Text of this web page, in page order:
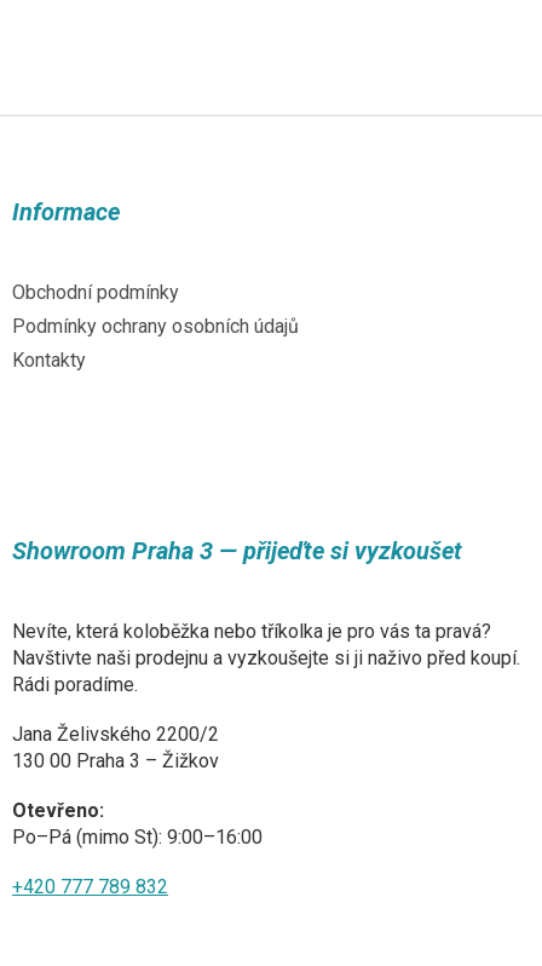
Informace
Obchodní podmínky
Podmínky ochrany osobních údajů
Kontakty
Showroom Praha 3 — přijeďte si vyzkoušet
Nevíte, která koloběžka nebo tříkolka je pro vás ta pravá?
Navštivte naši prodejnu a vyzkoušejte si ji naživo před koupí.
Rádi poradíme.
Jana Želivského 2200/2
130 00 Praha 3 – Žižkov
Otevřeno:
Po–Pá (mimo St): 9:00–16:00
+420 777 789 832